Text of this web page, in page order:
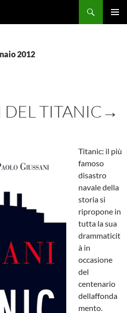
2012
DEL TITANIC→
Titanic: il più
famoso
disastro
navale della
storia si
ripropone in
tutta la sua
drammaticit
à in
occasione
del
centenario
dellaffonda
mento.